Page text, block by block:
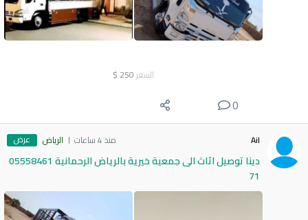
السعر 250
$
0
Ail منذ 4 ساعات الرياض عرض
دينا توصيل اثاث الى جمعية خيرية بالرياض الرحمانية 05558461
71